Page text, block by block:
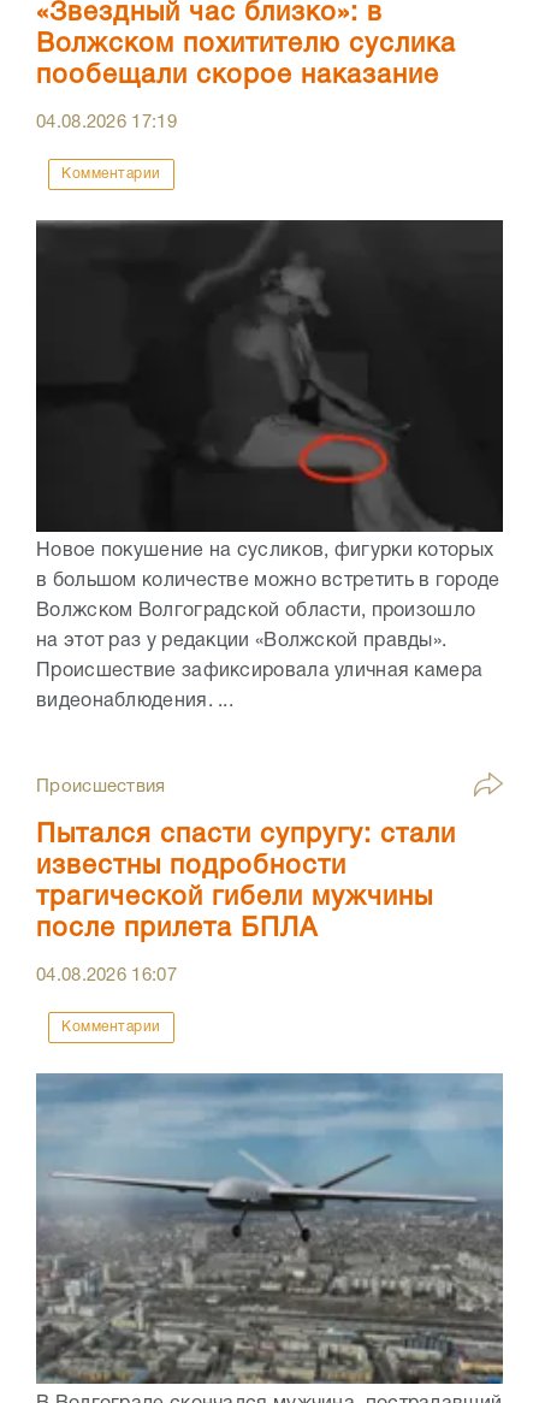
«Звездный час близко»: в
Волжском похитителю суслика
пообещали скорое наказание
04.08.2026 17:19
Комментарии
Новое покушение на сусликов, фигурки которых
в большом количестве можно встретить в городе
Волжском Волгоградской области, произошло
на этот раз у редакции «Волжской правды».
Происшествие зафиксировала уличная камера
видеонаблюдения. ...
Происшествия
Пытался спасти супругу: стали
известны подробности
трагической гибели мужчины
после прилета БПЛА
04.08.2026 16:07
Комментарии